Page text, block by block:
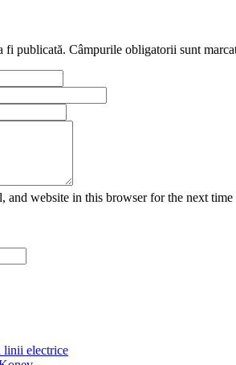
fi publicată. Câmpurile obligatorii sunt
and website in this browser for the next
linii electrice